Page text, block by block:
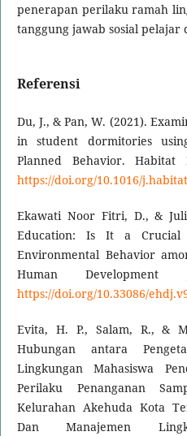
penerapan perilaku ramah
tanggung jawab sosial pelajar
Referensi
Du, J., & Pan, W. (2021).
in student dormitories
Planned Behavior. Habitat
https://doi.org/10.1016/
Ekawati Noor Fitri, D., &
Education: Is It a
Environmental Behavior
Human
https://doi.org/10.33086/
Evita, H. P., Salam, R., &
Hubungan antara
Lingkungan Mahasiswa
Perilaku Penanganan
Kelurahan Akehuda Kota
Dan Manajemen